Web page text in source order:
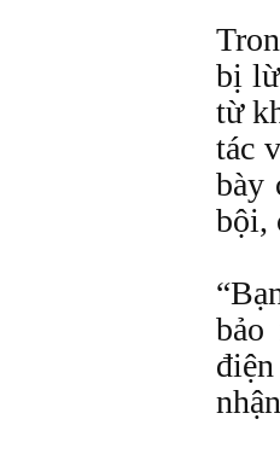
bị
từ
tác
bày
bội,
bảo